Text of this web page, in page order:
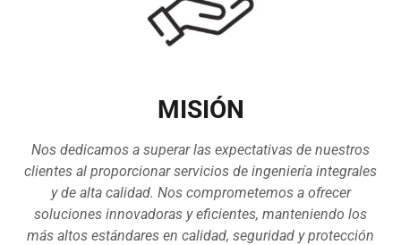
MISIÓN
Nos dedicamos a superar las expectativas de nuestros
clientes al proporcionar servicios de ingeniería integrales
y de alta calidad. Nos comprometemos a ofrecer
soluciones innovadoras y eficientes, manteniendo los
más altos estándares en calidad, seguridad y protección